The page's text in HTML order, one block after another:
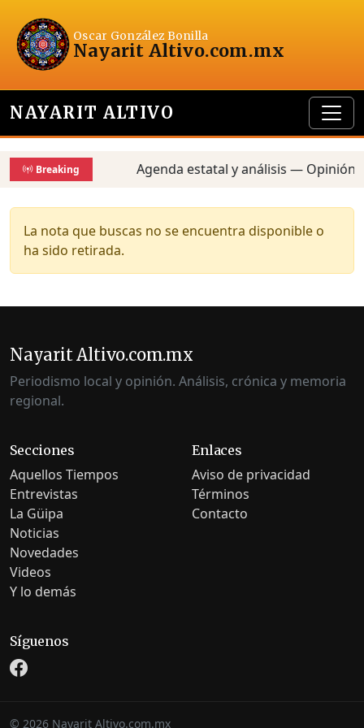
Oscar González Bonilla
Nayarit Altivo.com.mx
NAYARIT ALTIVO
Breaking Agenda estatal y análisis —
La nota que buscas no se encuentra disponible o
ha sido retirada.
Nayarit Altivo.com.mx
Periodismo local y opinión. Análisis, crónica y memoria
regional.
Secciones
Aquellos Tiempos
Entrevistas
La Güipa
Noticias
Novedades
Videos
Y lo demás
Enlaces
Aviso de privacidad
Términos
Contacto
Síguenos
© 2026 Nayarit Altivo.com.mx